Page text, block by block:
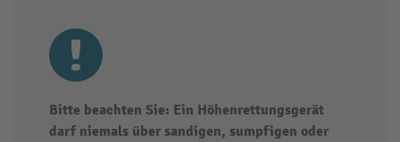
Bitte beachten Sie: Ein Höhenrettungsgerät
darf niemals über sandigen, sumpfigen oder